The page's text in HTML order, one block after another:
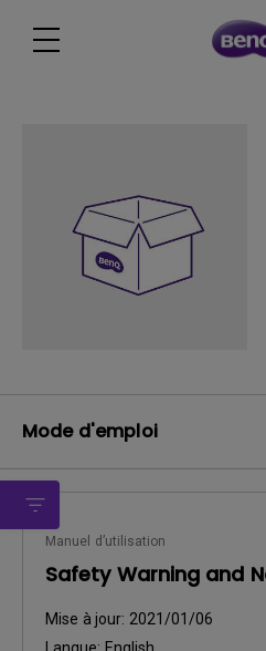
Mode d'emploi
Manuel d’utilisation
Safety Warning and
Mise à jour: 2021/01/06